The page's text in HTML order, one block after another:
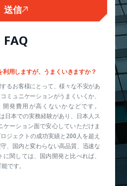
送信
FAQ
用しますが、うまくいきますか？
るお客様にとって、様々な不安があ
ミュニケーションがうまくいくか、
発費用が高くないかなどです。
日本での実務経験があり、日本人ス
ーション面で安心していただけま
ジェクトの成功実績と200人を超え
、国内と変わらない高品質、迅速な
関しては、国内開発と比べれば、
です。